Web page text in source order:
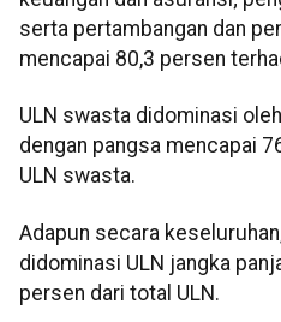
serta pertambangan dan
mencapai 80,3 persen
ULN swasta didominasi
dengan pangsa mencapai
ULN swasta.
Adapun secara
didominasi ULN jangka
persen dari total ULN.